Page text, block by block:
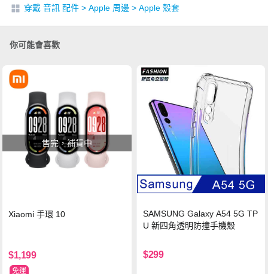
穿戴 音訊 配件 > Apple 周邊 > Apple 殼套
你可能會喜歡
售完，補貨中
Xiaomi 手環 10
$1,199
免運
SAMSUNG Galaxy A54 5G TP
U 新四角透明防撞手機殼
$299